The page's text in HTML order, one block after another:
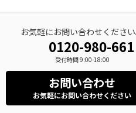
お気軽にお問い合わせください
0120-980-661
受付時間 9:00-18:00
お問い合わせ
お気軽にお問い合わせください